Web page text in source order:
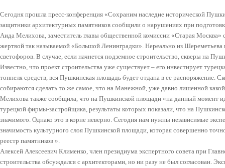
Сегодня прошла пресс-конференция «Сохраним наследие исторической
защитники архитектурных памятников сообщили о нарушениях при
Аида Мелихова, заместитель главы общественной комиссии «Старая Москва»
жертвой так называемой «Большой Ленинградки». Нереально из Шереметьева
светофоров. В случае, если начнется подземное строительство, скверы на
Известно, что проект строительства уже существует – его инвестирует
тоннеля средств, вся Пушкинская площадь будет отдана в ее распоряжение.
собираются сделать то же самое, что на Манежной, уже давно лишенной
Мелихова также сообщила, что на Пушкинской площади «на данный момент
турецкой фирмы-застройщика, результаты которых показали, что на
значимого. Однако это в корне неверно. Сегодня нам нужны независимые
значимость культурного слоя Пушкинской площади, которая совершенно
реестр памятников ».
Алексей Алексеевич Клименко, член президиума экспертного совета при
строительства обсуждался с архитекторами, но ни разу не был согласован.